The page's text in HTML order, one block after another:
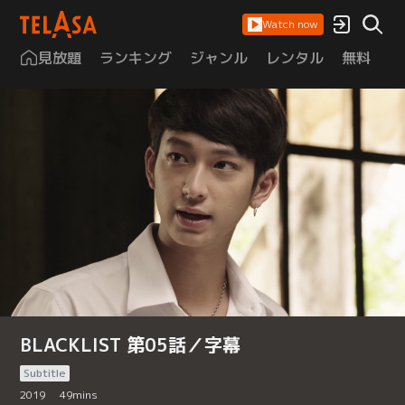
Watch now
見放題 ランキング ジャンル レンタル 無料
BLACKLIST 第05話／字幕
Subtitle
2019
49mins